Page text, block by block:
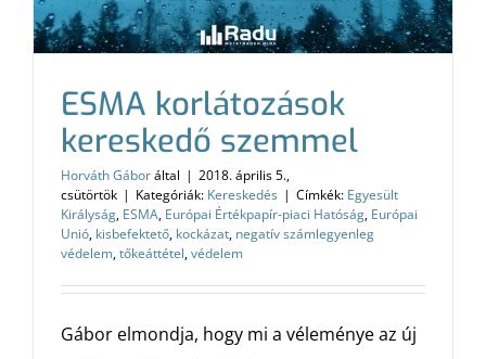
ESMA korlátozások
kereskedő szemmel
Horváth Gáboráltal | 2018. április 5.,
csütörtök | Kategóriák: Kereskedés | Címkék: Egyesült
Királyság, ESMA, Európai Értékpapír-piaci Hatóság, Európai
Unió, kisbefektető, kockázat, negatív számlegyenleg
védelem,tőkeáttétel,védelem
Gábor elmondja, hogy mi a véleménye az új